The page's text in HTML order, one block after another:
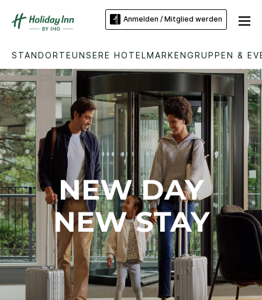
Anmelden / Mitglied werden
STANDORTEUNSERE HOTELMARKENGRUPPEN &
NEW DAY
NEW STAY